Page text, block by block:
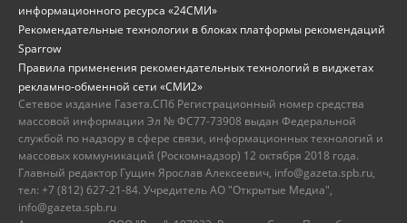
информационного ресурса «24СМИ»
Рекомендательные технологии в блоках платформы рекомендаций
Sparrow
Правила применения рекомендательных технологий в виджетах
рекламно-обменной сети «СМИ2»
Сетевое издание Газета.СПб Регистрационный номер средства
массовой информации Эл № ФС77-73908 выдан Федеральной
службой по надзору в сфере связи, информационных технологий и
массовых коммуникаций (Роскомнадзор) 12 октября 2018 года.
Главный редактор Гущин Ярослав Алексеевич, info@gazeta.spb.ru,
тел: +7 (812) 627-21-84. Учредитель АО "Открытые Медиа",
info@gazeta.spb.ru